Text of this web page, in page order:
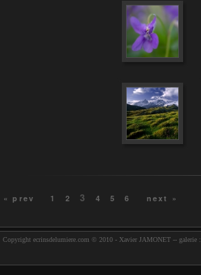
« prev 1 2 3 4 5 6 next »
Copyright ecrinsdelumiere.com © 2010 - Xavier JAMONET -- galerie :